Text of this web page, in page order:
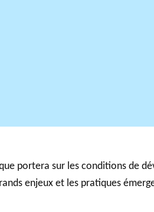
portera sur les conditions de
enjeux et les pratiques